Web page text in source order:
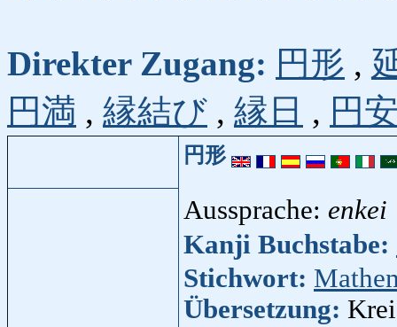
Direkter Zugang: 円形 ,
円満 , 縁結び , 縁日 , 円
円形
Aussprache: enkei
Kanji Buchstabe:
Stichwort:
Übersetzung: